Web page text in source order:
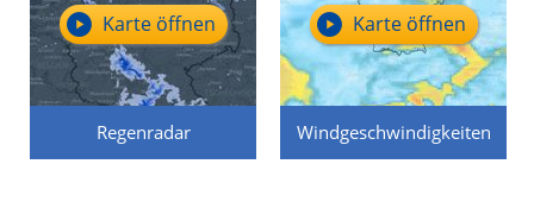
Regenradar
Karte öffnen
Windgeschwindigkeiten
Karte öffnen